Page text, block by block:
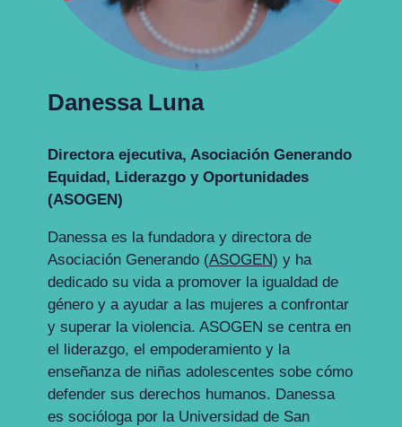
Danessa Luna
Directora ejecutiva, Asociación Generando
Equidad, Liderazgo y Oportunidades
(ASOGEN)
Danessa es la fundadora y directora de
Asociación Generando (ASOGEN) y ha
dedicado su vida a promover la igualdad de
género y a ayudar a las mujeres a confrontar
y superar la violencia. ASOGEN se centra en
el liderazgo, el empoderamiento y la
enseñanza de niñas adolescentes sobe cómo
defender sus derechos humanos. Danessa
es socióloga por la Universidad de San